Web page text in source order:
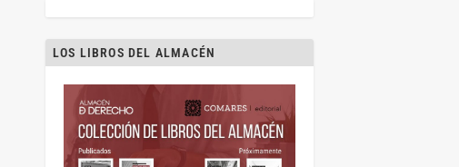
LOS LIBROS DEL ALMACÉN